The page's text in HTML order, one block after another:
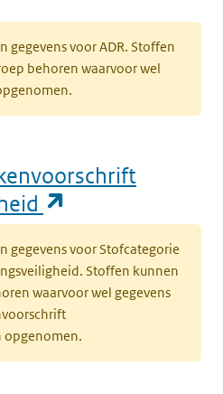
gegevens voor ADR. Stoffen
behoren waarvoor wel
gegevens voor Stofcategorie
Stoffen kunnen
waarvoor wel gegevens
opgenomen.